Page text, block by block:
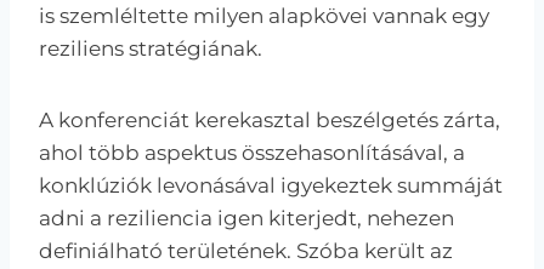
is szemléltette milyen alapkövei vannak egy
reziliens stratégiának.
A konferenciát kerekasztal beszélgetés zárta,
ahol több aspektus összehasonlításával, a
konklúziók levonásával igyekeztek summáját
adni a reziliencia igen kiterjedt, nehezen
definiálható területének. Szóba került az